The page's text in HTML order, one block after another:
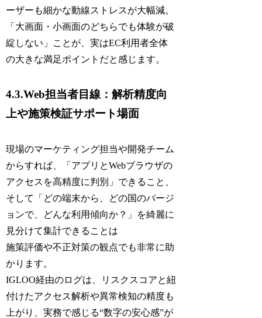
ーザーも細かな動線ストレスが大幅減。
「大画面・小画面のどちらでも体験が破
綻しない」ことが、実はEC利用者全体
の大きな満足ポイントだと感じます。
4.3.Web担当者目線：解析精度向
上や施策検証サポート場面
現場のマーケティング担当や開発チーム
からすれば、「アプリとWebブラウザの
アクセスを高精度に判別」できること、
そして「どの端末から、どの国のバージ
ョンで、どんな利用傾向か？」を綺麗に
見分けて集計できることは
施策評価や不正対策の観点でも非常に助
かります。
IGLOO経由のログは、リスクスコアと紐
付けたアクセス解析や異常検知の精度も
上がり、実務で感じる“数字の安心感”が